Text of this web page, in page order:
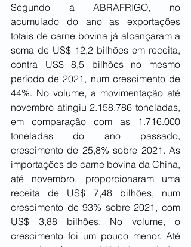
Segundo a ABRAFRIGO, no
acumulado do ano as exportações
totais de carne bovina já alcançaram a
soma de US$ 12,2 bilhões em receita,
contra US$ 8,5 bilhões no mesmo
período de 2021, num crescimento de
44%. No volume, a movimentação até
novembro atingiu 2.158.786 toneladas,
em comparação com as 1.716.000
toneladas do ano passado,
crescimento de 25,8% sobre 2021. As
importações de carne bovina da China,
até novembro, proporcionaram uma
receita de US$ 7,48 bilhões, num
crescimento de 93% sobre 2021, com
US$ 3,88 bilhões. No volume, o
crescimento foi um pouco menor. Até